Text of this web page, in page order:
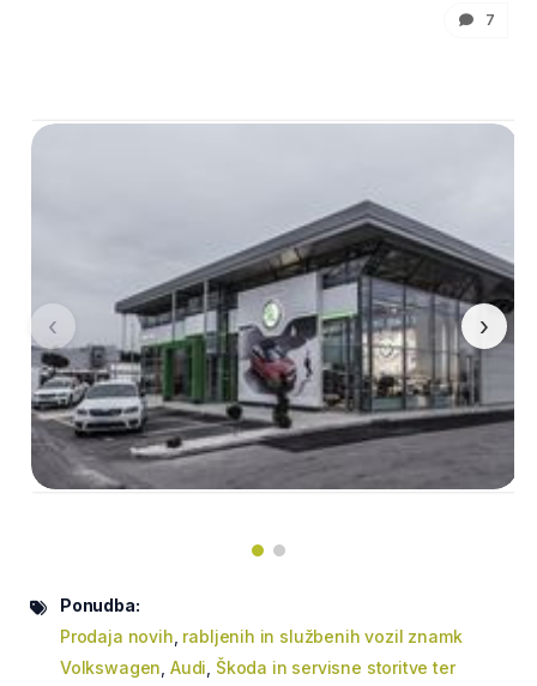
7
‹ ›
Ponudba:
Prodaja novih rabljenih in službenih vozil znamk
Volkswagen Audi Škoda in servisne storitve ter